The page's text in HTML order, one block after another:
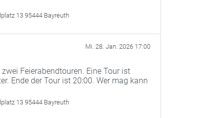
13 95444 Bayreuth
Mi. 28. Jan. 2026 17:00
Feierabendtouren. Eine Tour ist
Ende der Tour ist 20:00. Wer mag kann
13 95444 Bayreuth